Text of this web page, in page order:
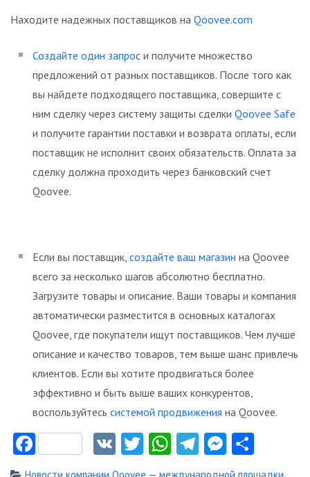
Находите надежных поставщиков на Qoovee.com
Создайте один запрос и получите множество
предложений от разных поставщиков. После того как
вы найдете подходящего поставщика, совершите с
ним сделку через систему защиты сделки Qoovee Safe
и получите гарантии поставки и возврата оплаты, если
поставщик не исполнит своих обязательств. Оплата за
сделку должна проходить через банковский счет
Qoovee.
Если вы поставщик, создайте ваш магазин на Qoovee
всего за несколько шагов абсолютно бесплатно.
Загрузите товары и описание. Ваши товары и компания
автоматически разместится в основных каталогах
Qoovee, где покупатели ищут поставщиков. Чем лучше
описание и качество товаров, тем выше шанс привлечь
клиентов. Если вы хотите продвигаться более
эффективно и быть выше ваших конкурентов,
воспользуйтесь системой продвижения на Qoovee.
FacebookVK Twitter
WhatsApp
Telegram